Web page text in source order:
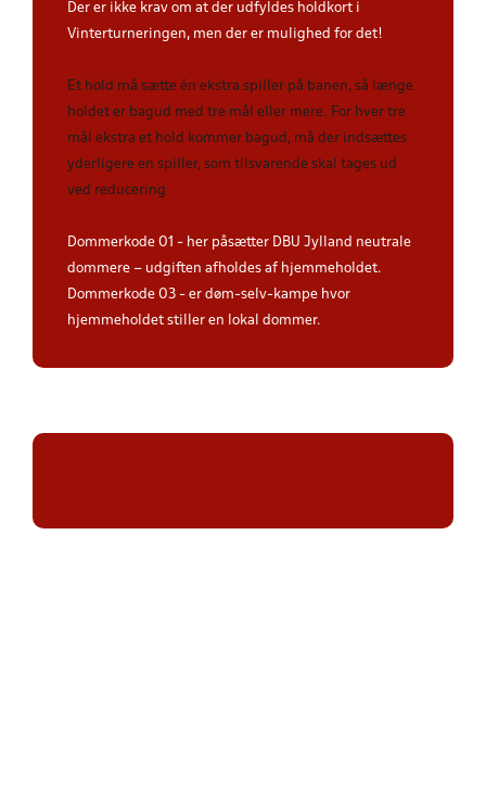
Der er ikke krav om at der udfyldes holdkort i
Vinterturneringen, men der er mulighed for det!
Et hold må sætte én ekstra spiller på banen, så længe
holdet er bagud med tre mål eller mere. For hver tre
mål ekstra et hold kommer bagud, må der indsættes
yderligere en spiller, som tilsvarende skal tages ud
ved reducering
Dommerkode 01 - her påsætter DBU Jylland neutrale
dommere – udgiften afholdes af hjemmeholdet.
Dommerkode 03 - er døm-selv-kampe hvor
hjemmeholdet stiller en lokal dommer.